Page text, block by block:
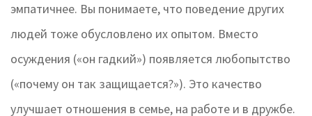
эмпатичнее. Вы понимаете, что поведение других
людей тоже обусловлено их опытом. Вместо
осуждения («он гадкий») появляется любопытство
(«почему он так защищается?»). Это качество
улучшает отношения в семье, на работе и в дружбе.